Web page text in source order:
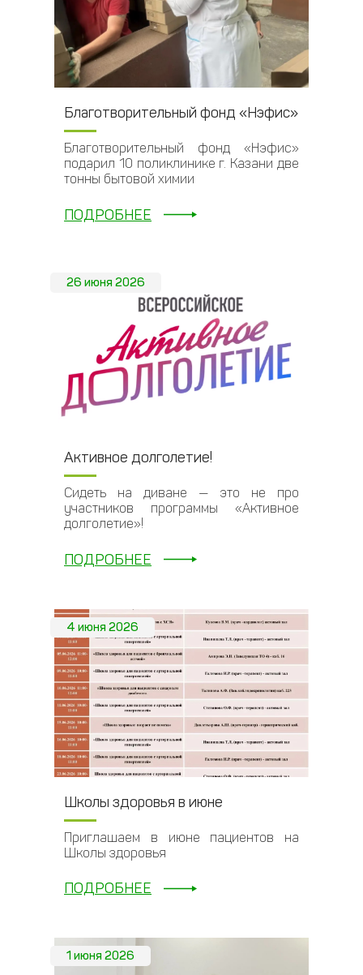
Благотворительный фонд «Нэфис»
Благотворительный фонд «Нэфис»
подарил 10 поликлинике г. Казани две
тонны бытовой химии
ПОДРОБНЕЕ
26 июня 2026
Активное долголетие!
Сидеть на диване — это не про
участников программы «Активное
долголетие»!
ПОДРОБНЕЕ
4 июня 2026
Школы здоровья в июне
Приглашаем в июне пациентов на
Школы здоровья
ПОДРОБНЕЕ
1 июня 2026